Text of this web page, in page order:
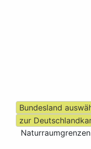
Naturraumgrenzen